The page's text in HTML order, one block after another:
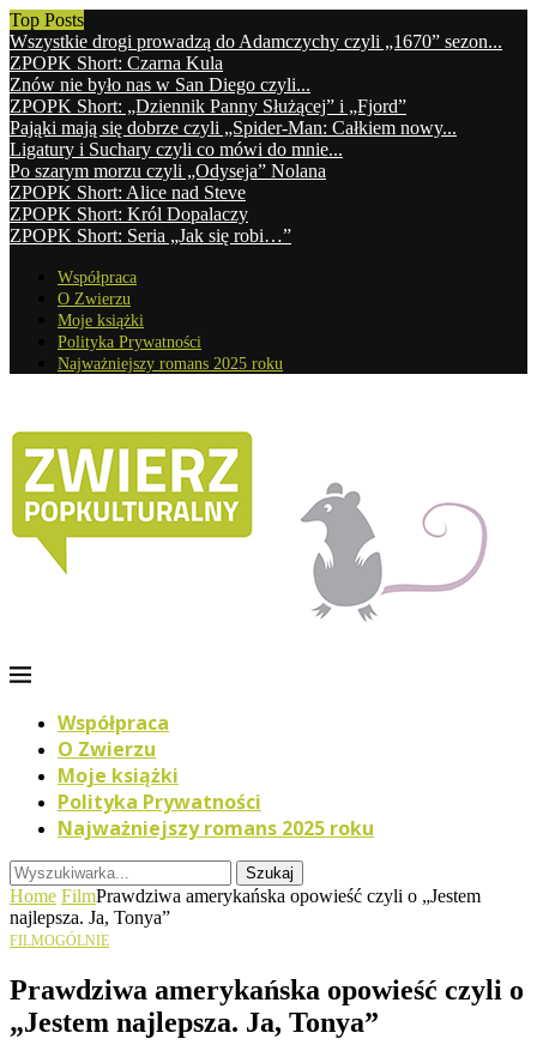
Top Posts
Wszystkie drogi prowadzą do Adamczychy czyli „1670” sezon...
ZPOPK Short: Czarna Kula
Znów nie było nas w San Diego czyli...
ZPOPK Short: „Dziennik Panny Służącej” i „Fjord”
Pająki mają się dobrze czyli „Spider-Man: Całkiem nowy...
Ligatury i Suchary czyli co mówi do mnie...
Po szarym morzu czyli „Odyseja” Nolana
ZPOPK Short: Alice nad Steve
ZPOPK Short: Król Dopalaczy
ZPOPK Short: Seria „Jak się robi…”
Współpraca
O Zwierzu
Moje książki
Polityka Prywatności
Najważniejszy romans 2025 roku
Współpraca
O Zwierzu
Moje książki
Polityka Prywatności
Najważniejszy romans 2025 roku
Szukaj
Home FilmPrawdziwa amerykańska opowieść czyli o „Jestem
najlepsza. Ja, Tonya”
FILMOGÓLNIE
Prawdziwa amerykańska opowieść czyli o
„Jestem najlepsza. Ja, Tonya”